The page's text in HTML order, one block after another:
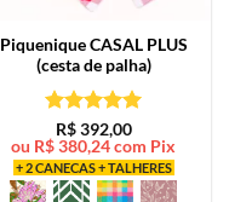
PiqueniqueCASAL PLUS
(cesta de palha)
Avaliação5
de 5
R$392,00
ou R$380,24com Pix
+ 2 CANECAS + TALHERES